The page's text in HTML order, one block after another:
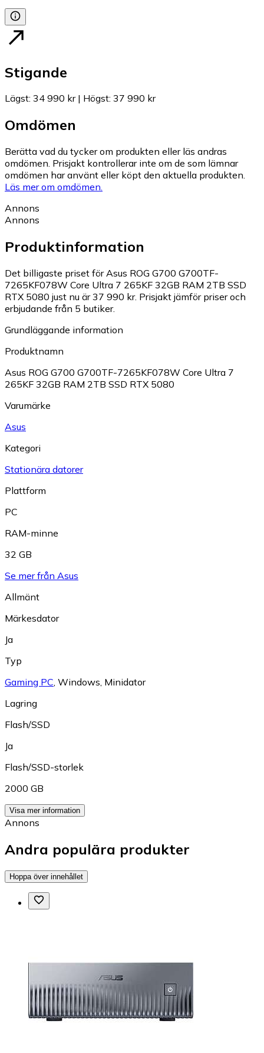
Stigande
Lägst: 34 990 kr| Högst: 37 990 kr
Omdömen
Berätta vad du tycker om produkten eller läs andras
omdömen. Prisjakt kontrollerar inte om de som lämnar
omdömen har använt eller köpt den aktuella produkten.
Läs mer om omdömen.
Annons
Annons
Produktinformation
Det billigaste priset för Asus ROG G700 G700TF-
7265KF078W Core Ultra 7 265KF 32GB RAM 2TB SSD
RTX 5080 just nu är 37 990 kr. Prisjakt jämför priser och
erbjudande från 5 butiker.
Grundläggande information
Produktnamn
Asus ROG G700 G700TF-7265KF078W Core Ultra 7
265KF 32GB RAM 2TB SSD RTX 5080
Varumärke
Asus
Kategori
Stationära datorer
Plattform
PC
RAM-minne
32 GB
Se mer från Asus
Allmänt
Märkesdator
Ja
Typ
Gaming PC, Windows, Minidator
Lagring
Flash/SSD
Ja
Flash/SSD-storlek
2000 GB
Visa mer information
Annons
Andra populära produkter
Hoppa över innehållet